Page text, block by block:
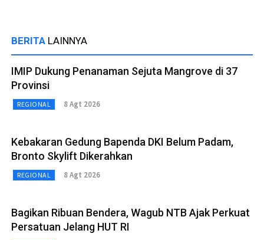
BERITA LAINNYA
IMIP Dukung Penanaman Sejuta Mangrove di 37
Provinsi
REGIONAL 8 Agt 2026
Kebakaran Gedung Bapenda DKI Belum Padam,
Bronto Skylift Dikerahkan
REGIONAL 8 Agt 2026
Bagikan Ribuan Bendera, Wagub NTB Ajak Perkuat
Persatuan Jelang HUT RI